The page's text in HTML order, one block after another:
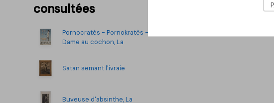
consultées
Pornocratès - Pornokratès -
Dame au cochon, La
Satan semant l'ivraie
Buveuse d'absinthe, La